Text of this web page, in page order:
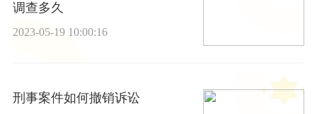
调查多久
2023-05-19 10:00:16
刑事案件如何撤销诉讼